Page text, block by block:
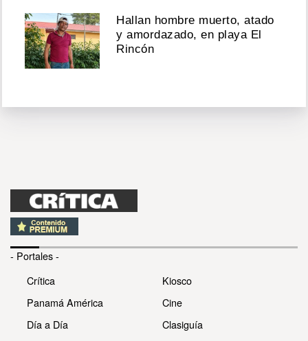
Hallan hombre muerto, atado
y amordazado, en playa El
Rincón
- Portales -
Crítica
Panamá América
Día a Día
Kiosco
Cine
Clasiguía